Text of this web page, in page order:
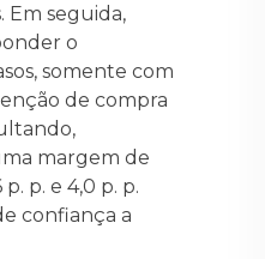
Em seguida,
o
somente com
de compra
margem de
p. e 4,0 p. p.
confiança a